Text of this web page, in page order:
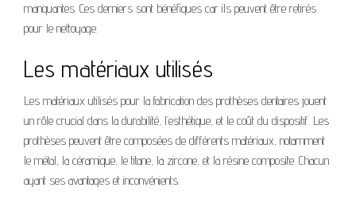
manquantes. Ces derniers sont bénéfiques car ils peuvent être retirés
pour le nettoyage.
Les matériaux utilisés
Les matériaux utilisés pour la fabrication des prothèses dentaires jouent
un rôle crucial dans la durabilité, l’esthétique, et le coût du dispositif. Les
prothèses peuvent être composées de différents matériaux, notamment
le métal, la céramique, le titane, la zircone, et la résine composite. Chacun
ayant ses avantages et inconvénients.